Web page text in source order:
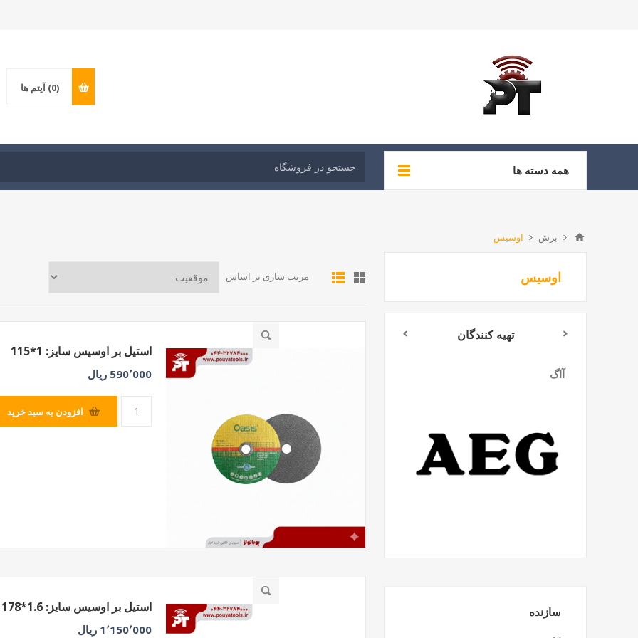
(0) آیتم ها
همه دسته ها
برش اوسیس
مرتب سازی بر اساس
استیل بر اوسیس سایز: 1*115
590٬000 ریال
افزودن به سبد خرید
استیل بر اوسیس سایز: 1.6*178
1٬150٬000 ریال
اوسیس
تهیه کنندگان
آاگ SILVER
سازنده